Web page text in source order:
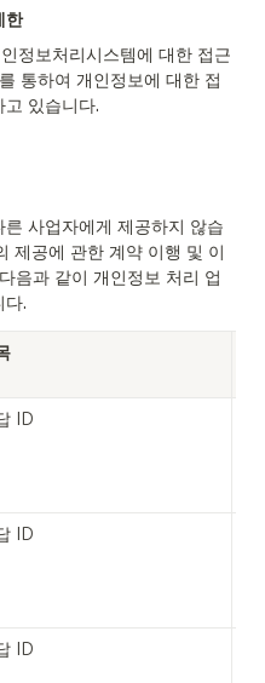
한
정보처리시스템에 대한 접근
통하여 개인정보에 대한 접
있습니다.
사업자에게 제공하지 않습
제공에 관한 계약 이행 및 이
음과 같이 개인정보 처리 업
다.
ID
ID
ID